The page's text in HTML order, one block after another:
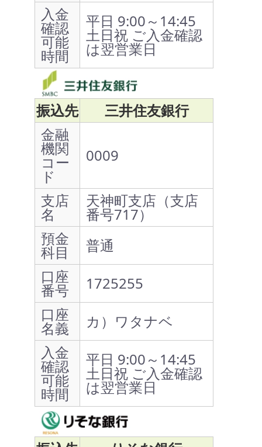
入金
確認
可能
時間
平日 9:00～14:45
土日祝 ご入金確認
は翌営業日
振込先
三井住友銀行
金融
機関
コー
ド
0009
支店
名
天神町支店（支店
番号717）
預金
科目
普通
口座
番号
1725255
口座
名義
カ）ワタナベ
入金
確認
可能
時間
平日 9:00～14:45
土日祝 ご入金確認
は翌営業日